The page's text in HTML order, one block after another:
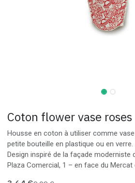
Coton flower vase roses
Housse en coton à utiliser comme
petite bouteille en plastique ou en verre.
Design inspiré de la façade moderniste
Plaza Comercial, 1 – en face du Mercat